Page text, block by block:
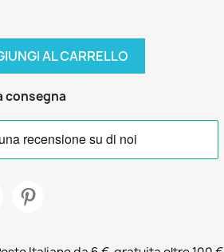
AL CARRELLO
consegna